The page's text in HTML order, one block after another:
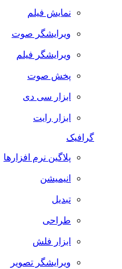
نمایش فیلم
ویرایشگر صوت
ویرایشگر فیلم
پخش صوت
ابزار سی دی
ابزار رایت
گرافیک
پلاگین نرم افزارها
انیمیشن
تبدیل
طراحی
ابزار فلش
ویرایشگر تصویر